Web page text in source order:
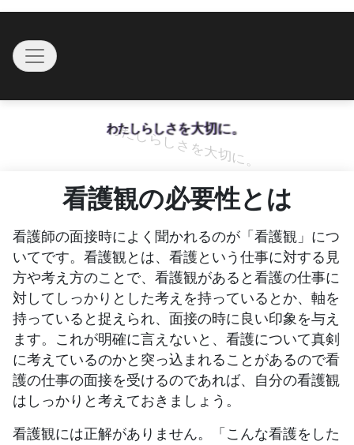
contentToggle navigation
わたしらしさを大切に。
看護観の必要性とは
看護師の面接時によく聞かれるのが「看護観」につ
いてです。看護観とは、看護という仕事に対する見
方や考え方のことで、看護観があると看護の仕事に
対してしっかりとした考えを持っているとか、軸を
持っていると捉えられ、面接の時に良い印象を与え
ます。これが明確に言えないと、看護について真剣
に考えているのかと突っ込まれることがあるので看
護の仕事の面接を受けるのであれば、自分の看護観
はしっかりと考えておきましょう。
看護観には正解がありません。「こんな看護をした